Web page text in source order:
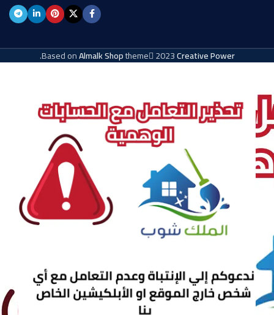
Based onAlmalk Shoptheme 2023Creative Power
.